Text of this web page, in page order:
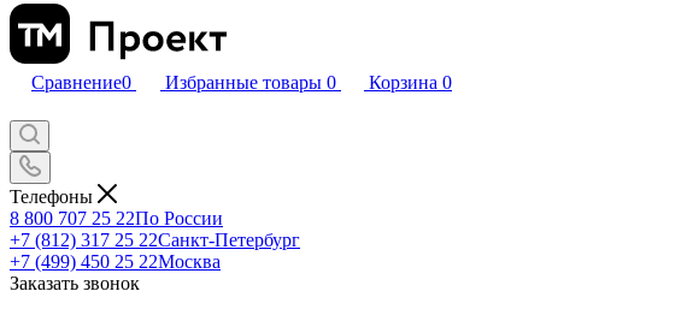
Сравнение0 Избранные товары 0 Корзина 0
Телефоны
8 800 707 25 22По России
+7 (812) 317 25 22Санкт-Петербург
+7 (499) 450 25 22Москва
Заказать звонок